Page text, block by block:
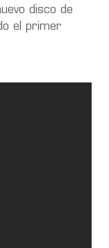
disco de
el primer